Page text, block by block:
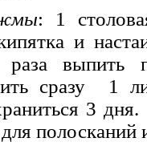
: 1
и
выпить
сразу 1
3
полосканий